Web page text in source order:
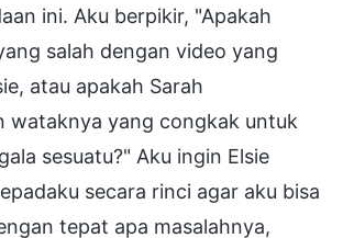
ini. Aku berpikir, "Apakah
salah dengan video yang
atau apakah Sarah
wataknya yang congkak untuk
sesuatu?" Aku ingin Elsie
secara rinci agar aku bisa
tepat apa masalahnya,